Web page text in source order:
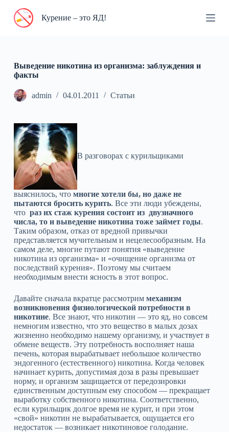
П
и
к
у
Курение – это ЯД!
Выведение никотина из организма: заблуждения и
факты
admin 04.01.2011 Статьи
В разговорах с курильщиками
выяснилось, что многие хотели бы, но даже не
пытаются бросить курить. Все эти люди убеждены,
что раз их стаж курения состоит из двузначного
числа, то и выведение никотина тоже займет годы.
Таким образом, отказ от вредной привычки
представляется мучительным и нецелесообразным. На
самом деле, многие путают понятия «выведение
никотина из организма» и «очищение организма от
последствий курения». Поэтому мы считаем
необходимым внести ясность в этот вопрос.
Давайте сначала вкратце рассмотрим механизм
возникновения физиологической потребности в
никотине. Все знают, что никотин — это яд, но совсем
немногим известно, что это вещество в малых дозах
жизненно необходимо нашему организму, и участвует в
обмене веществ. Эту потребность восполняет наша
печень, которая вырабатывает небольшое количество
эндогенного (естественного) никотина. Когда человек
начинает курить, допустимая доза в разы превышает
норму, и организм защищается от передозировки
единственным доступным ему способом — прекращает
выработку собственного никотина. Соответственно,
если курильщик долгое время не курит, и при этом
«свой» никотин не вырабатывается, ощущается его
недостаток — возникает никотиновое голодание.